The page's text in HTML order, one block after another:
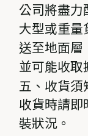
公司將盡力
大型或重量
送至地面層
並可能收取
五、收貨須
收貨時請即
裝狀況。